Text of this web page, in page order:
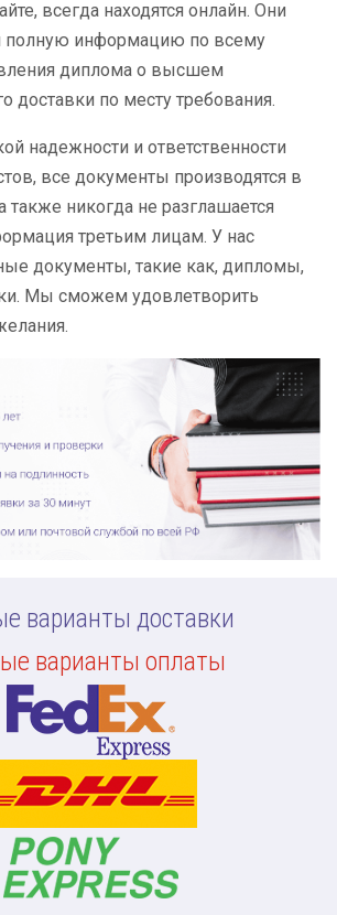
всегда находятся онлайн. Они
полную информацию по всему
диплома о высшем
доставки по месту требования.
надежности и ответственности
все документы производятся в
также никогда не разглашается
третьим лицам. У нас
документы, такие как, дипломы,
Мы сможем удовлетворить
варианты доставки
варианты оплаты